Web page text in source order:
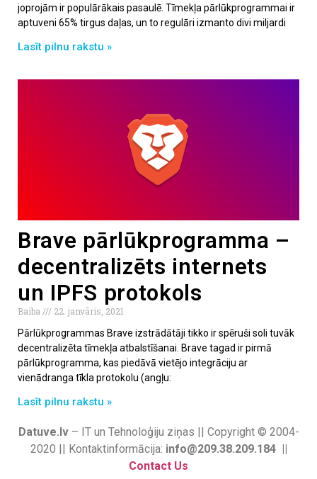
joprojām ir populārākais pasaulē. Tīmekļa pārlūkprogrammai ir
aptuveni 65% tirgus daļas, un to regulāri izmanto divi miljardi
Lasīt pilnu rakstu »
Brave pārlūkprogramma –
decentralizēts internets
un IPFS protokols
Baiba
22. janvāris, 2021
Pārlūkprogrammas Brave izstrādātāji tikko ir spēruši soli tuvāk
decentralizēta tīmekļa atbalstīšanai. Brave tagad ir pirmā
pārlūkprogramma, kas piedāvā vietējo integrāciju ar
vienādranga tīkla protokolu (angļu:
Lasīt pilnu rakstu »
Datuve.lv– IT un Tehnoloģiju ziņas || Copyright © 2004-
2020 || Kontaktinformācija: info@209.38.209.184 ||
Contact Us